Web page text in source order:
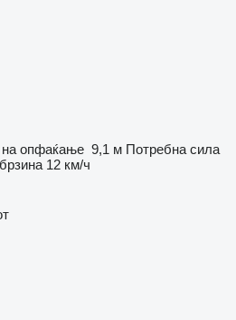
опфаќање 9,1 м Потребна сила
12 км/ч